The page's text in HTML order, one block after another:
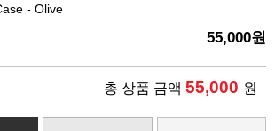
- Olive
55,000원
총 상품 금액 55,000 원